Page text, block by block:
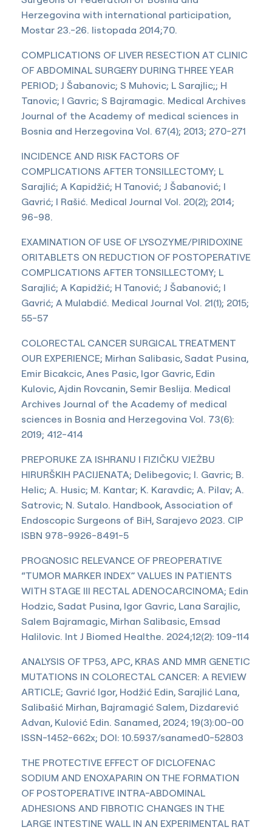
Herzegovina with international participation,
Mostar 23.-26. listopada 2014;70.
COMPLICATIONS OF LIVER RESECTION AT CLINIC
OF ABDOMINAL SURGERY DURING THREE YEAR
PERIOD; J Šabanovic; S Muhovic; L Sarajlic;; H
Tanovic; I Gavric; S Bajramagic. Medical Archives
Journal of the Academy of medical sciences in
Bosnia and Herzegovina Vol. 67(4); 2013; 270-271
INCIDENCE AND RISK FACTORS OF
COMPLICATIONS AFTER TONSILLECTOMY; L
Sarajlić; A Kapidžić; H Tanović; J Šabanović; I
Gavrić; I Rašić. Medical Journal Vol. 20(2); 2014;
96-98.
EXAMINATION OF USE OF LYSOZYME/PIRIDOXINE
ORITABLETS ON REDUCTION OF POSTOPERATIVE
COMPLICATIONS AFTER TONSILLECTOMY; L
Sarajlić; A Kapidžić; H Tanović; J Šabanović; I
Gavrić; A Mulabdić. Medical Journal Vol. 21(1); 2015;
55-57
COLORECTAL CANCER SURGICAL TREATMENT
OUR EXPERIENCE; Mirhan Salibasic, Sadat Pusina,
Emir Bicakcic, Anes Pasic, Igor Gavric, Edin
Kulovic, Ajdin Rovcanin, Semir Beslija. Medical
Archives Journal of the Academy of medical
sciences in Bosnia and Herzegovina Vol. 73(6):
2019; 412-414
PREPORUKE ZA ISHRANU I FIZIČKU VJEŽBU
HIRURŠKIH PACIJENATA; Delibegovic; I. Gavric; B.
Helic; A. Husic; M. Kantar; K. Karavdic; A. Pilav; A.
Satrovic; N. Sutalo. Handbook, Association of
Endoscopic Surgeons of BiH, Sarajevo 2023. CIP
ISBN 978-9926-8491-5
PROGNOSIC RELEVANCE OF PREOPERATIVE
“TUMOR MARKER INDEX” VALUES IN PATIENTS
WITH STAGE III RECTAL ADENOCARCINOMA; Edin
Hodzic, Sadat Pusina, Igor Gavric, Lana Sarajlic,
Salem Bajramagic, Mirhan Salibasic, Emsad
Halilovic. Int J Biomed Healthe. 2024;12(2): 109-114
ANALYSIS OF TP53, APC, KRAS AND MMR GENETIC
MUTATIONS IN COLORECTAL CANCER: A REVIEW
ARTICLE; Gavrić Igor, Hodžić Edin, Sarajlić Lana,
Salibašić Mirhan, Bajramagić Salem, Dizdarević
Advan, Kulović Edin. Sanamed, 2024; 19(3):00-00
ISSN-1452-662x; DOI: 10.5937/sanamed0-52803
THE PROTECTIVE EFFECT OF DICLOFENAC
SODIUM AND ENOXAPARIN ON THE FORMATION
OF POSTOPERATIVE INTRA-ABDOMINAL
ADHESIONS AND FIBROTIC CHANGES IN THE
LARGE INTESTINE WALL IN AN EXPERIMENTAL RAT